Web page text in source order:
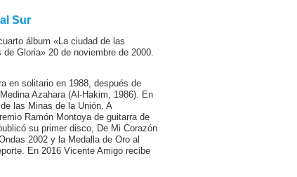
Sur
álbum «La ciudad de las
Gloria» 20 de noviembre de 2000.
en solitario en 1988, después de
Azahara (Al-Hakim, 1986). En
las Minas de la Unión. A
Ramón Montoya de guitarra de
su primer disco, De Mi Corazón
2002 y la Medalla de Oro al
En 2016 Vicente Amigo recibe